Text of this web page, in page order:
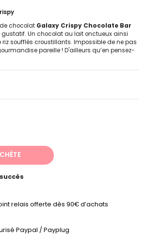
chocolat Galaxy Crispy Chocolate Bar
Un chocolat au lait onctueux ainsi
soufflés croustillants. Impossible de ne pas
pareille ! D'ailleurs qu’en pensez-
relais offerte dès 90€ d’achats
Paypal / Payplug